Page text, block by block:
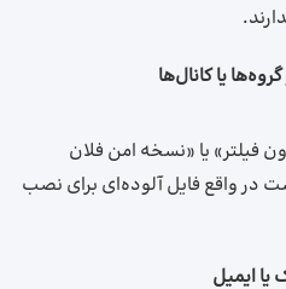
یا کانال‌ها
فیلتر» یا «نسخه امن فلان
در واقع فایل آلوده‌ای برای نصب
ایمیل